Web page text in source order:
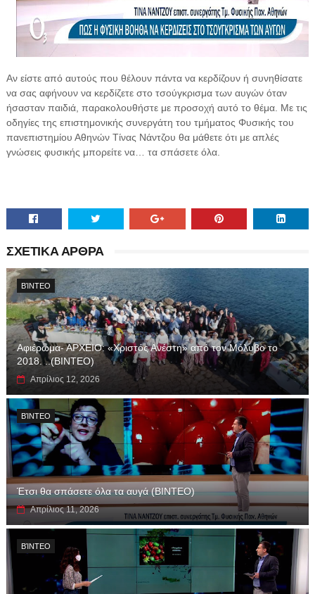
Αν είστε από αυτούς που θέλουν πάντα να κερδίζουν ή συνηθίσατε
να σας αφήνουν να κερδίζετε στο τσούγκρισμα των αυγών όταν
ήσασταν παιδιά, παρακολουθήστε με προσοχή αυτό το θέμα. Με τις
οδηγίες της επιστημονικής συνεργάτη του τμήματος Φυσικής του
πανεπιστημίου Αθηνών Τίνας Νάντζου θα μάθετε ότι με απλές
γνώσεις φυσικής μπορείτε να… τα σπάσετε όλα.
ΣΧΕΤΙΚΑ ΑΡΘΡΑ
ΒΊΝΤΕΟ
Αφιέρωμα- ΑΡΧΕΙΟ: «Χριστός Ανέστη» από τον Μόλυβο το
2018. ..(ΒΙΝΤΕΟ)
Απρίλιος 12, 2026
ΒΊΝΤΕΟ
Έτσι θα σπάσετε όλα τα αυγά (ΒΙΝΤΕΟ)
Απρίλιος 11, 2026
ΒΊΝΤΕΟ